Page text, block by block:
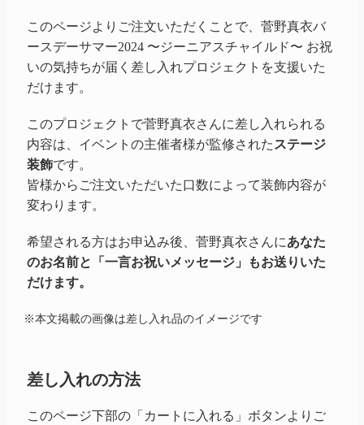
このページよりご注文いただくことで、 菅野真衣バ
ースデーサマー2024 〜ジーニアスチャイルド〜 お祝
いの気持ちが届く差し入れプロジェクトを支援いた
だけます。
このプロジェクトで菅野真衣さんに差し入れられる
内容は、イベントの主催者様が監修された ステージ
装飾です。
皆様からご注文いただいた口数によって装飾内容が
変わります。
希望される方はお申込み後、菅野真衣さんにあなた
のお名前と「一言お祝いメッセージ」もお送りいた
だけます。
※本文掲載の画像は差し入れ品のイメージです
差し入れの方法
このページ下部の「カートに入れる」ボタンよりご